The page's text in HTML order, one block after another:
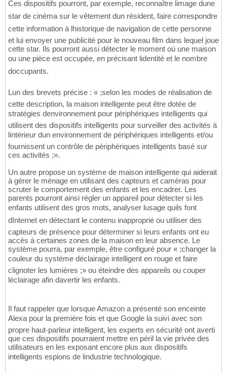
Ces dispositifs pourront, par exemple, reconnaître limage dune
star de cinéma sur le vêtement dun résident, faire correspondre
cette information à lhistorique de navigation de cette personne
et lui envoyer une publicité pour le nouveau film dans lequel joue
cette star. Ils pourront aussi détecter le moment où une maison
ou une pièce est occupée, en précisant lidentité et le nombre
doccupants.
Lun des brevets précise : « ;selon les modes de réalisation de
cette description, la maison intelligente peut être dotée de
stratégies denvironnement pour périphériques intelligents qui
utilisent des dispositifs intelligents pour surveiller des activités à
lintérieur dun environnement de périphériques intelligents et/ou
fournissent un contrôle de périphériques intelligents basé sur
ces activités ;».
Un autre propose un système de maison intelligente qui aiderait
à gérer le ménage en utilisant des capteurs et caméras pour
scruter le comportement des enfants et les encadrer. Les
parents pourront ainsi régler un appareil pour détecter si les
enfants utilisent des gros mots, analyser lusage quils font
dInternet en détectant le contenu inapproprié ou utiliser des
capteurs de présence pour déterminer si leurs enfants ont eu
accès à certaines zones de la maison en leur absence. Le
système pourra, par exemple, être configuré pour « ;changer la
couleur du système déclairage intelligent en rouge et faire
clignoter les lumières ;» ou éteindre des appareils ou couper
léclairage afin davertir les enfants.
Il faut rappeler que lorsque Amazon a présenté son enceinte
Alexa pour la première fois et que Google la suivi avec son
propre haut-parleur intelligent, les experts en sécurité ont averti
que ces dispositifs pourraient mettre en péril la vie privée des
utilisateurs en les exposant encore plus aux dispositifs
intelligents espions de lindustrie technologique.